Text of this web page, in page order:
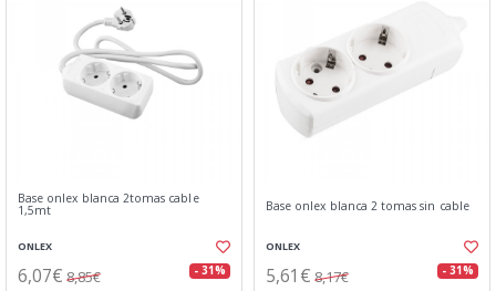
Base onlex blanca 2tomas cable
1,5mt
ONLEX
6,07€ 8,85€ - 31%
Base onlex blanca 2 tomas sin cable
ONLEX
5,61€ 8,17€ - 31%